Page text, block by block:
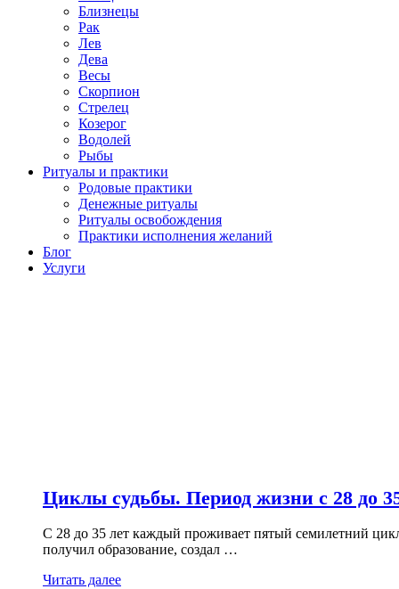
Близнецы
Рак
Лев
Дева
Весы
Скорпион
Стрелец
Козерог
Водолей
Рыбы
Ритуалы и практики
Родовые практики
Денежные ритуалы
Ритуалы освобождения
Практики исполнения желаний
Блог
Услуги
Циклы судьбы. Период жизни с 28 до
С 28 до 35 лет каждый проживает пятый семилетний
получил образование, создал …
Читать далее